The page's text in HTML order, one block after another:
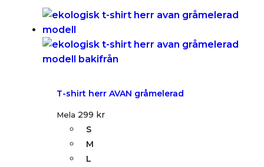
T-shirt herr AVAN gråmelerad
Mela 299 kr
S
M
L